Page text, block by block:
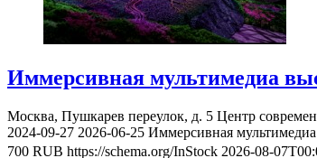
Иммерсивная мультимедиа
Москва, Пушкарев переулок, д. 5 Центр
2024-09-27 2026-06-25 Иммерсивная
700 RUB https://schema.org/InStock 2026-08-